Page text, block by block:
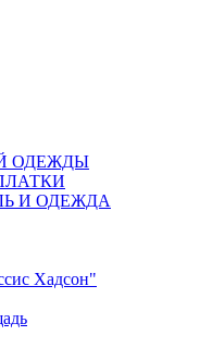
ОДЕЖДЫ
И ОДЕЖДА
Хадсон"